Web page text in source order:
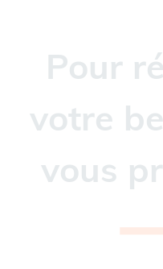
Pour
votre
vous